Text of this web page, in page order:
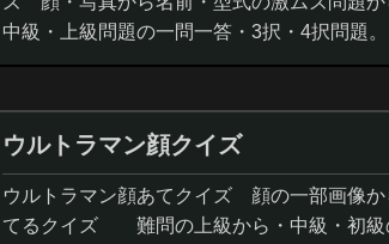
中級・上級問題の一問一答・3択・4択問題。
ウルトラマン顔クイズ
ウルトラマン顔あてクイズ 顔の一部画像か
てるクイズ 難問の上級から・中級・初級